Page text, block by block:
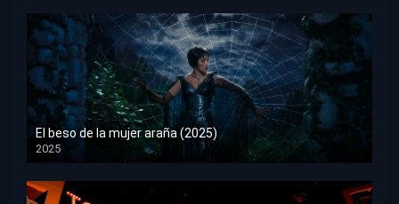
El beso de la mujer araña (2025)
2025
HD 1080p